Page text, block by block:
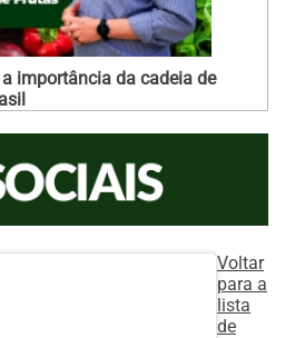
importância da cadeia de
Voltar
para a
lista
de